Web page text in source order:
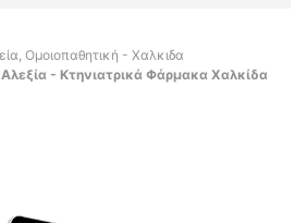
Ομοιοπαθητική - Χαλκιδα
- Κτηνιατρικά Φάρμακα Χαλκίδα